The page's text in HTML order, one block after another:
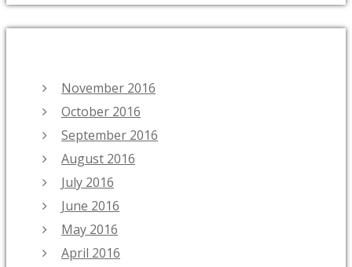
November 2016
October 2016
September 2016
August 2016
July 2016
June 2016
May 2016
April 2016